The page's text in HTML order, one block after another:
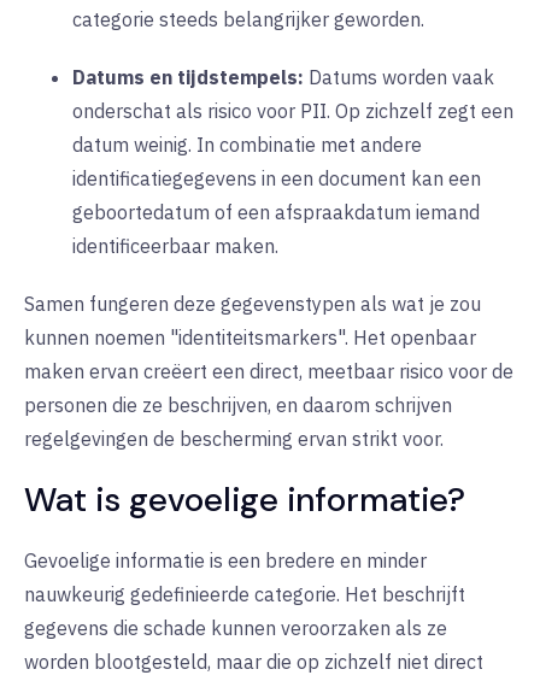
categorie steeds belangrijker geworden.
Datums en tijdstempels: Datums worden vaak
onderschat als risico voor PII. Op zichzelf zegt een
datum weinig. In combinatie met andere
identificatiegegevens in een document kan een
geboortedatum of een afspraakdatum iemand
identificeerbaar maken.
Samen fungeren deze gegevenstypen als wat je zou
kunnen noemen "identiteitsmarkers". Het openbaar
maken ervan creëert een direct, meetbaar risico voor de
personen die ze beschrijven, en daarom schrijven
regelgevingen de bescherming ervan strikt voor.
Wat is gevoelige informatie?
Gevoelige informatie is een bredere en minder
nauwkeurig gedefinieerde categorie. Het beschrijft
gegevens die schade kunnen veroorzaken als ze
worden blootgesteld, maar die op zichzelf niet direct